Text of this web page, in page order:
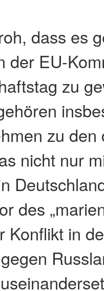
dass es
der EU-
zu
zu den
nicht nur
des
Konflikt in